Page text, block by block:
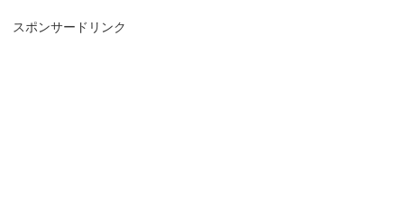
スポンサードリンク